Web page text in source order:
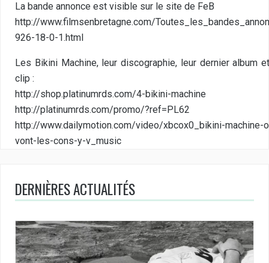
La bande annonce est visible sur le site de FeB
http://www.filmsenbretagne.com/
926-18-0-1.html
Les Bikini Machine, leur discographie, leur dernier album
clip :
http://shop.platinumrds.com/4-bikini-machine
http://platinumrds.com/promo/?ref=PL62
http://www.dailymotion.com/video/xbcox0_bikini-machine-
vont-les-cons-y-v_music
DERNIÈRES ACTUALITÉS